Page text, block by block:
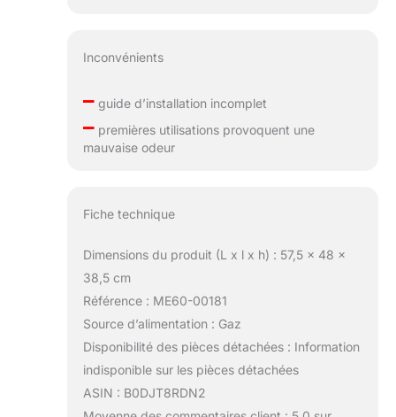
Inconvénients
–guide d’installation incomplet
–premières utilisations provoquent une
mauvaise odeur
Fiche technique
Dimensions du produit (L x l x h) : 57,5 x 48 x
38,5 cm
Référence : ME60-00181
Source d’alimentation : Gaz
Disponibilité des pièces détachées : Information
indisponible sur les pièces détachées
ASIN : B0DJT8RDN2